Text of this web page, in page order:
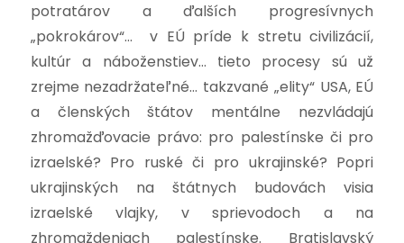
potratárov a ďalších progresívnych
„pokrokárov“… v EÚ príde k stretu civilizácií,
kultúr a náboženstiev… tieto procesy sú už
zrejme nezadržateľné… takzvané „elity“ USA, EÚ
a členských štátov mentálne nezvládajú
zhromažďovacie právo: pro palestínske či pro
izraelské? Pro ruské či pro ukrajinské? Popri
ukrajinských na štátnych budovách visia
izraelské vlajky, v sprievodoch a na
zhromaždeniach palestínske. Bratislavský